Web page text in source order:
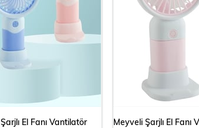
Şarjlı El Fanı Vantilatör